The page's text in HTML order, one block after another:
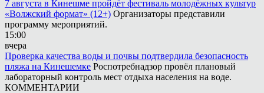
7 августа в Кинешме пройдёт фестиваль молодёжных культур
«Волжский формат» (12+) Организаторы представили
программу мероприятий.
15:00
вчера
Проверка качества воды и почвы подтвердила безопасность
пляжа на Кинешемке Роспотребнадзор провёл плановый
лабораторный контроль мест отдыха населения на воде.
КОММЕНТАРИИ